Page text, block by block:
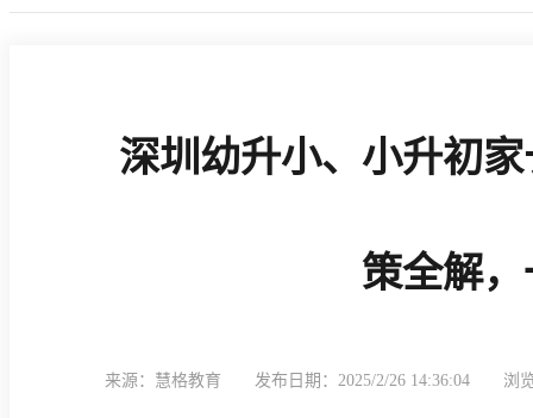
深圳幼升小、小升初家长速进！2025积分入学政策全解，一文避坑！
深圳幼升小、小升初
策全解
来源：慧格教育 发布日期：2025/2/26 14:36:04 浏